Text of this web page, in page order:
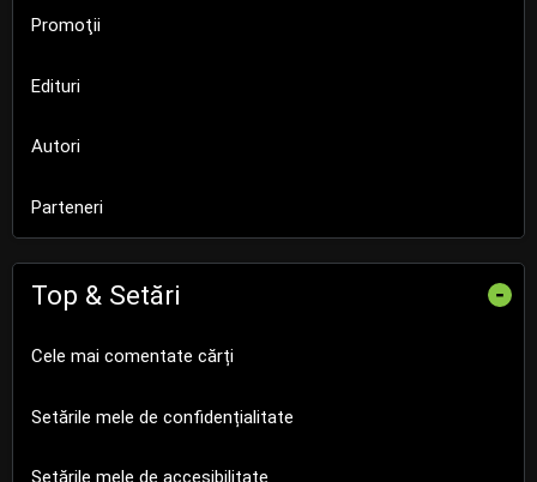
Promoţii
Edituri
Autori
Parteneri
Top & Setări -
Cele mai comentate cărți
Setările mele de confidențialitate
Setările mele de accesibilitate